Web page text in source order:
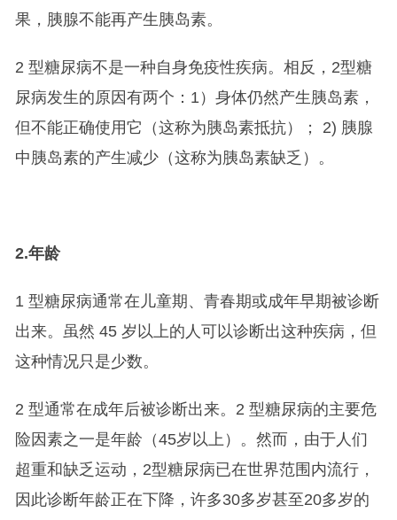
果，胰腺不能再产生胰岛素。
2 型糖尿病不是一种自身免疫性疾病。相反，2型糖
尿病发生的原因有两个：1）身体仍然产生胰岛素，
但不能正确使用它（这称为胰岛素抵抗）； 2) 胰腺
中胰岛素的产生减少（这称为胰岛素缺乏）。
2.年龄
1 型糖尿病通常在儿童期、青春期或成年早期被诊断
出来。虽然 45 岁以上的人可以诊断出这种疾病，但
这种情况只是少数。
2 型通常在成年后被诊断出来。2 型糖尿病的主要危
险因素之一是年龄（45岁以上）。然而，由于人们
超重和缺乏运动，2型糖尿病已在世界范围内流行，
因此诊断年龄正在下降，许多30多岁甚至20多岁的